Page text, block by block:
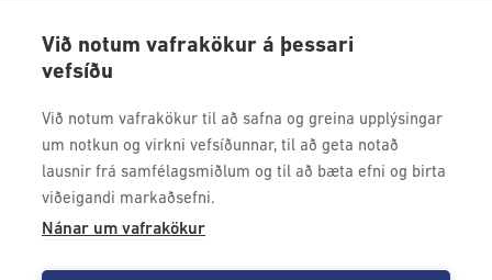
Við notum vafrakökur á þessari
vefsíðu
Við notum vafrakökur til að safna og greina upplýsingar
um notkun og virkni vefsíðunnar, til að geta notað
lausnir frá samfélagsmiðlum og til að bæta efni og birta
viðeigandi markaðsefni.
Nánar um vafrakökur
kringlan@kringlan.is
Borgarleikhúsið
Ævintýraland
Föstudagur
VERTU MEÐ
Fáðu forskot á dagskrána okkar og sértilboð með því að skrá